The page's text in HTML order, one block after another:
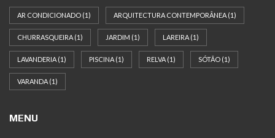
AR CONDICIONADO (1) ARQUITECTURA CONTEMPORÂNEA (1)
CHURRASQUEIRA (1) JARDIM (1) LAREIRA (1)
LAVANDERIA (1) PISCINA (1) RELVA (1) SÓTÃO (1)
VARANDA (1)
MENU